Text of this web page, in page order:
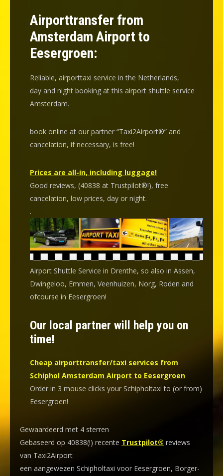
Airporttransfer from
Amsterdam Airport to
Eesergroen:
Reliable, airporttaxi service in the Netherlands,
day and night booking at this airport shuttle service
Amsterdam.
book online at our partner “Taxi2Airport®” and
cancelation, if necessary, is free!
Prices are all-in, including luggage!
Good reviews, (40838 at Trustpilot®!), free
cancelation, low prices, day or night.
.
Airport Shuttle Service in Drenthe, so also in Assen,
Dwingeloo, Emmen, Veenhuizen, Norg, Roden and
ofcourse in Eesergroen!
Our local partner will help you on
time!
Cheap airporttransfer/taxi services from
Schiphol Amsterdam Airport to Eesergroen
Order in 3 mouse clicks your Schipholtaxi to (or from)
Eesergroen!
Gewaardeerd met 4 sterren
Gebaseerd op 40838(!) recente Trustpilot® reviews
van Taxi2Airport
een aangewezen Schipholtaxi voor Eesergroen, Borger-